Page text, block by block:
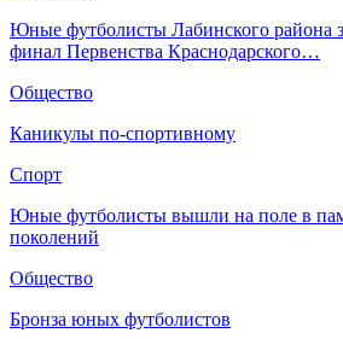
Юные футболисты Лабинского района
финал Первенства Краснодарского…
Общество
Каникулы по-спортивному
Спорт
Юные футболисты вышли на поле в
поколений
Общество
Бронза юных футболистов